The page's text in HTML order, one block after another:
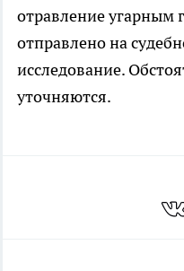
отравление угарным
отправлено на
исследование.
уточняются.